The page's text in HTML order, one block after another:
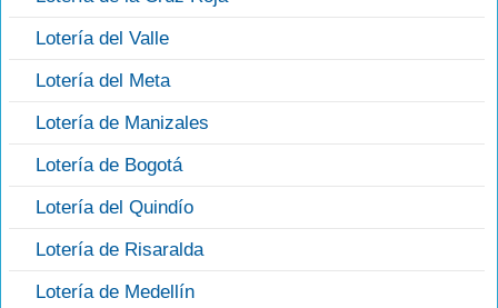
Lotería del Valle
Lotería del Meta
Lotería de Manizales
Lotería de Bogotá
Lotería del Quindío
Lotería de Risaralda
Lotería de Medellín